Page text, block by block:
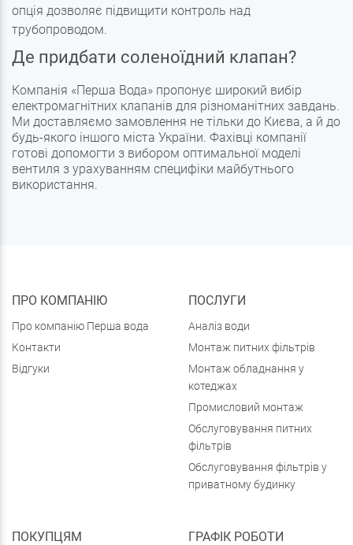
опція дозволяє підвищити контроль над
трубопроводом.
Де придбати соленоїдний клапан?
Компанія «Перша Вода» пропонує широкий вибір
електромагнітних клапанів для різноманітних завдань.
Ми доставляємо замовлення не тільки до Києва, а й до
будь-якого іншого міста України. Фахівці компанії
готові допомогти з вибором оптимальної моделі
вентиля з урахуванням специфіки майбутнього
використання.
ПРО КОМПАНІЮ
Про компанію Перша вода
Контакти
Відгуки
ПОСЛУГИ
Аналіз води
Монтаж питних фільтрів
Монтаж обладнання у
котеджах
Промисловий монтаж
Обслуговування питних
фільтрів
Обслуговування фільтрів у
приватному будинку
ПОКУПЦЯМ ГРАФІК РОБОТИ